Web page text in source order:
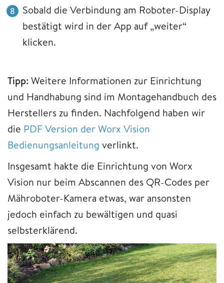
Sobald die Verbindung am Roboter-Display
bestätigt wird in der App auf „weiter“
klicken.
Tipp: Weitere Informationen zur Einrichtung
und Handhabung sind im Montagehandbuch des
Herstellers zu finden. Nachfolgend haben wir
die PDF Version der Worx Vision
Bedienungsanleitung verlinkt.
Insgesamt hakte die Einrichtung von Worx
Vision nur beim Abscannen des QR-Codes per
Mähroboter-Kamera etwas, war ansonsten
jedoch einfach zu bewältigen und quasi
selbsterklärend.